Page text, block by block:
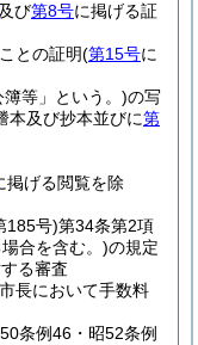
及び第8号に掲げる証
との証明(第15号に
等」という。)の写
本及び抄本並びに第
掲げる閲覧を除
185号)第34条第2項
合を含む。)の規定
る審査
長において手数料
条例46・昭52条例